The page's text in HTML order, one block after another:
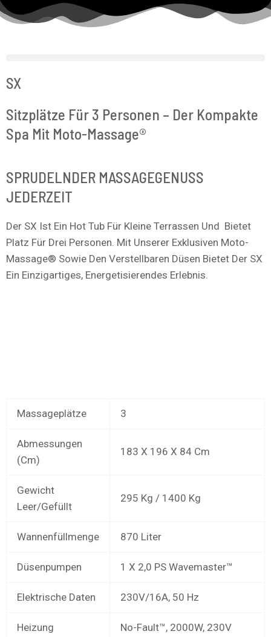
Zum
Inhalt
SX
Sitzplätze Für 3 Personen – Der Kompakte
Spa Mit Moto-Massage®
SPRUDELNDER MASSAGEGENUSS
JEDERZEIT
Der SX Ist Ein Hot Tub Für Kleine Terrassen Und Bietet
Platz Für Drei Personen. Mit Unserer Exklusiven Moto-
Massage® Sowie Den Verstellbaren Düsen Bietet Der SX
Ein Einzigartiges, Energetisierendes Erlebnis.
Massageplätze 3
Abmessungen
(cm)
183 X 196 X 84 Cm
Gewicht
Leer/gefüllt
295 Kg / 1400 Kg
Wannenfüllmenge 870 Liter
Düsenpumpen 1 X 2,0 PS Wavemaster™
Elektrische Daten 230V/16A, 50 Hz
Heizung No-Fault™, 2000W, 230V